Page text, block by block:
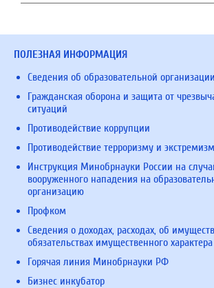
ПОЛЕЗНАЯ ИНФОРМАЦИЯ
Сведения об образовательной организации
Гражданская оборона и защита от
ситуаций
Противодействие коррупции
Противодействие терроризму и
Инструкция Минобрнауки России на
вооруженного нападения на
организацию
Профком
Сведения о доходах, расходах, об
обязательствах имущественного характера
Горячая линия Минобрнауки РФ
Бизнес инкубатор